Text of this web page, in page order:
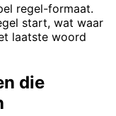
regel-formaat.
start, wat waar
laatste woord
die